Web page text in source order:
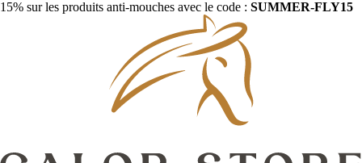
15% sur les produits anti-mouches avec le code : SUMMER-FLY15